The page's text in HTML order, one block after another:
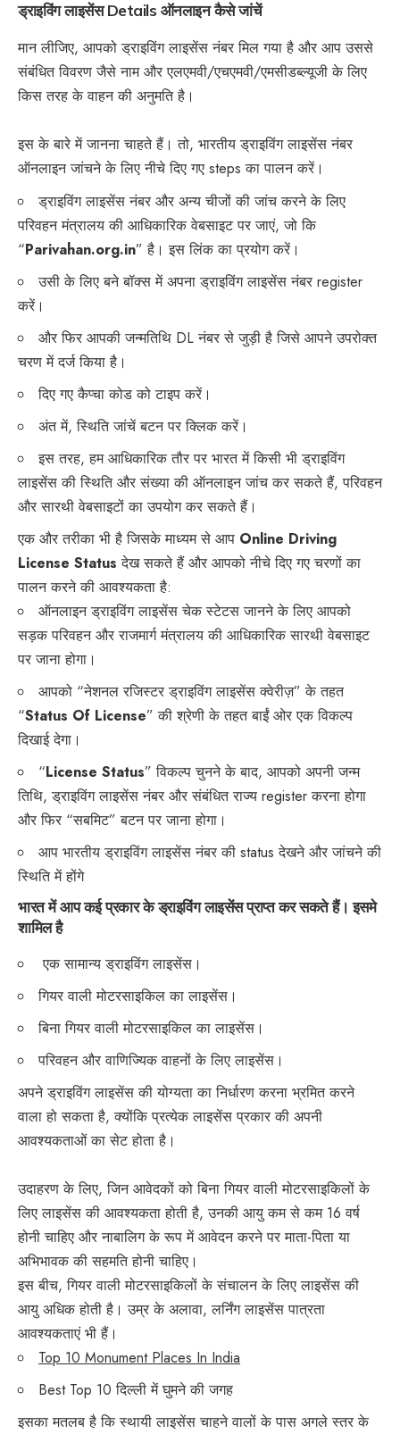
ड्राइविंग लाइसेंस Details ऑनलाइन कैसे जांचें
मान लीजिए, आपको ड्राइविंग लाइसेंस नंबर मिल गया है और आप उससे
संबंधित विवरण जैसे नाम और एलएमवी/एचएमवी/एमसीडब्ल्यूजी के लिए
किस तरह के वाहन की अनुमति है।
इस के बारे में जानना चाहते हैं। तो, भारतीय ड्राइविंग लाइसेंस नंबर
ऑनलाइन जांचने के लिए नीचे दिए गए steps का पालन करें।
ड्राइविंग लाइसेंस नंबर और अन्य चीजों की जांच करने के लिए
परिवहन मंत्रालय की आधिकारिक वेबसाइट पर जाएं, जो कि
“Parivahan.org.in” है। इस लिंक का प्रयोग करें।
उसी के लिए बने बॉक्स में अपना ड्राइविंग लाइसेंस नंबर register
करें।
और फिर आपकी जन्मतिथि DL नंबर से जुड़ी है जिसे आपने उपरोक्त
चरण में दर्ज किया है।
दिए गए कैप्चा कोड को टाइप करें।
अंत में, स्थिति जांचें बटन पर क्लिक करें।
इस तरह, हम आधिकारिक तौर पर भारत में किसी भी ड्राइविंग
लाइसेंस की स्थिति और संख्या की ऑनलाइन जांच कर सकते हैं, परिवहन
और सारथी वेबसाइटों का उपयोग कर सकते हैं।
एक और तरीका भी है जिसके माध्यम से आप Online Driving
License Status देख सकते हैं और आपको नीचे दिए गए चरणों का
पालन करने की आवश्यकता है:
ऑनलाइन ड्राइविंग लाइसेंस चेक स्टेटस जानने के लिए आपको
सड़क परिवहन और राजमार्ग मंत्रालय की आधिकारिक सारथी वेबसाइट
पर जाना होगा।
आपको “नेशनल रजिस्टर ड्राइविंग लाइसेंस क्वेरीज़” के तहत
“Status Of License” की श्रेणी के तहत बाईं ओर एक विकल्प
दिखाई देगा।
“License Status” विकल्प चुनने के बाद, आपको अपनी जन्म
तिथि, ड्राइविंग लाइसेंस नंबर और संबंधित राज्य register करना होगा
और फिर “सबमिट” बटन पर जाना होगा।
आप भारतीय ड्राइविंग लाइसेंस नंबर की status देखने और जांचने की
स्थिति में होंगे
भारत में आप कई प्रकार के ड्राइविंग लाइसेंस प्राप्त कर सकते हैं। इसमे
शामिल है
एक सामान्य ड्राइविंग लाइसेंस।
गियर वाली मोटरसाइकिल का लाइसेंस।
बिना गियर वाली मोटरसाइकिल का लाइसेंस।
परिवहन और वाणिज्यिक वाहनों के लिए लाइसेंस।
अपने ड्राइविंग लाइसेंस की योग्यता का निर्धारण करना भ्रमित करने
वाला हो सकता है, क्योंकि प्रत्येक लाइसेंस प्रकार की अपनी
आवश्यकताओं का सेट होता है।
उदाहरण के लिए, जिन आवेदकों को बिना गियर वाली मोटरसाइकिलों के
लिए लाइसेंस की आवश्यकता होती है, उनकी आयु कम से कम 16 वर्ष
होनी चाहिए और नाबालिग के रूप में आवेदन करने पर माता-पिता या
अभिभावक की सहमति होनी चाहिए।
इस बीच, गियर वाली मोटरसाइकिलों के संचालन के लिए लाइसेंस की
आयु अधिक होती है। उम्र के अलावा, लर्निंग लाइसेंस पात्रता
आवश्यकताएं भी हैं।
Top 10 Monument Places In India
Best Top 10 दिल्ली में घुमने की जगह
इसका मतलब है कि स्थायी लाइसेंस चाहने वालों के पास अगले स्तर के